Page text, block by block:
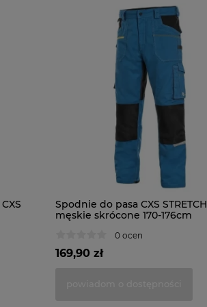
Spodnie do pasa CXS STRETCH
męskie skrócone 170-176cm
0 ocen
169,90 zł